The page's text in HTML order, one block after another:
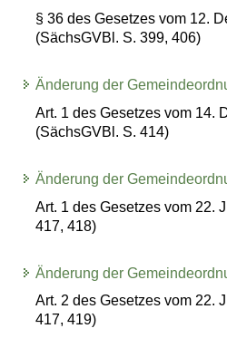
§ 36 des Gesetzes vom 12.
(SächsGVBl. S. 399, 406)
Änderung der
Art. 1 des Gesetzes vom 14.
(SächsGVBl. S. 414)
Änderung der
Art. 1 des Gesetzes vom 22.
417, 418)
Änderung der
Art. 2 des Gesetzes vom 22.
417, 419)